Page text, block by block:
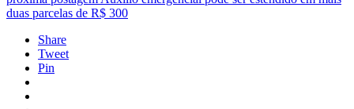
duas parcelas de R$ 300
Share
Tweet
Pin